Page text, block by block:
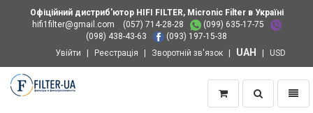
Офіційний дистриб'ютор HIFI FILTER, Micronic Filter в Україні
hifi1filter@gmail.com
(057) 714-28-28
(099) 635-17-75
(098) 438-43-63
(093) 197-15-38
Увійти
Реєстрація Зворотній зв'язок UAH USD
Пошук